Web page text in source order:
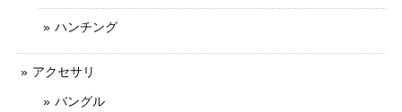
ハンチング
アクセサリ
バングル